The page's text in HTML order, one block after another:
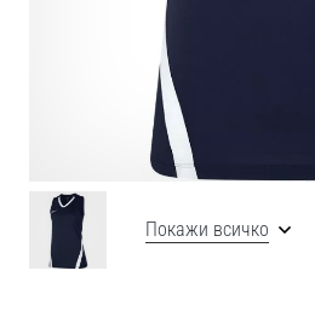
Покажи всичко